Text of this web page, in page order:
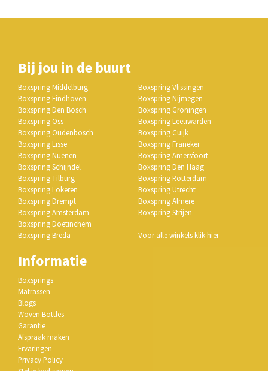
Bij jou in de buurt
Boxspring Middelburg
Boxspring Eindhoven
Boxspring Den Bosch
Boxspring Oss
Boxspring Oudenbosch
Boxspring Lisse
Boxspring Nuenen
Boxspring Schijndel
Boxspring Tilburg
Boxspring Lokeren
Boxspring Drempt
Boxspring Amsterdam
Boxspring Doetinchem
Boxspring Breda
Boxspring Vlissingen
Boxspring Nijmegen
Boxspring Groningen
Boxspring Leeuwarden
Boxspring Cuijk
Boxspring Franeker
Boxspring Amersfoort
Boxspring Den Haag
Boxspring Rotterdam
Boxspring Utrecht
Boxspring Almere
Boxspring Strijen
Voor alle winkels klik hier
Informatie
Boxsprings
Matrassen
Blogs
Woven Bottles
Garantie
Afspraak maken
Ervaringen
Privacy Policy